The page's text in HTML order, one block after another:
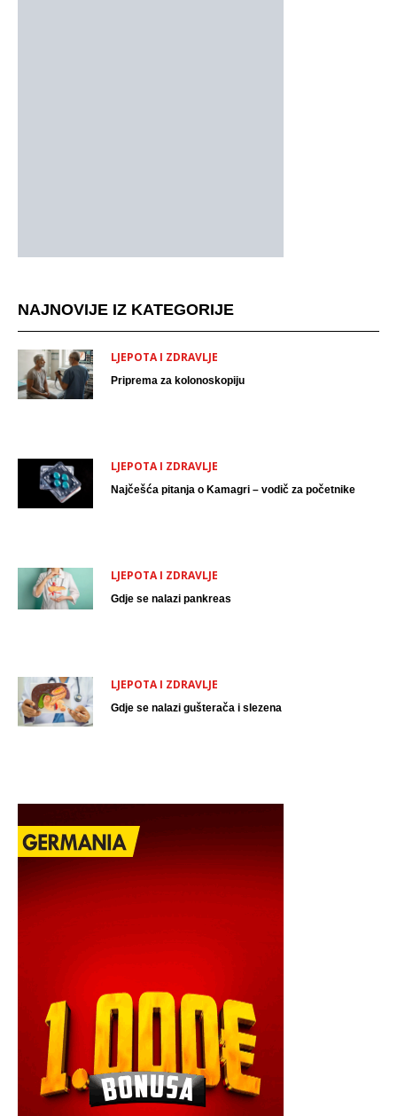
NAJNOVIJE IZ KATEGORIJE
LJEPOTA I ZDRAVLJE
Priprema za kolonoskopiju
LJEPOTA I ZDRAVLJE
Najčešća pitanja o Kamagri – vodič za početnike
LJEPOTA I ZDRAVLJE
Gdje se nalazi pankreas
LJEPOTA I ZDRAVLJE
Gdje se nalazi gušterača i slezena